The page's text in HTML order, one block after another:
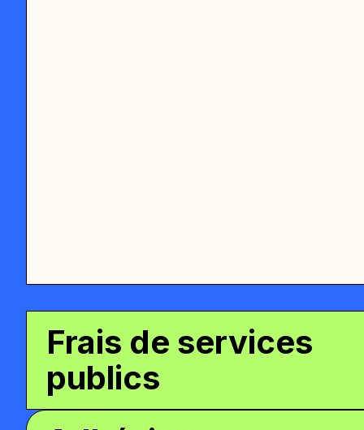
Frais de services
publics